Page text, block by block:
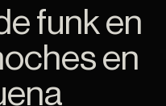
funk en
en